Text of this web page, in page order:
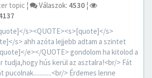
topic ¦ Válaszok: 4530 ¦
s><QUOTE><s>[quote]</s>
s> ahh azóta lejjebb adtam a szintet
e></QUOTE> gondolom ha kitolod a
tudja,hogy hús kerül az asztalra!<br/> Fát
pucolnak............<br/> Érdemes lenne